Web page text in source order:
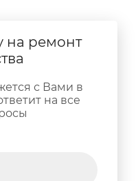
на ремонт
с Вами в
на все